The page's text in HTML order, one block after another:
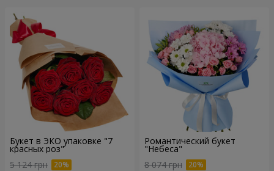
Букет в ЭКО упаковке "7
красных роз"
5 124 грн
Романтический букет
"Небеса"
8 074 грн